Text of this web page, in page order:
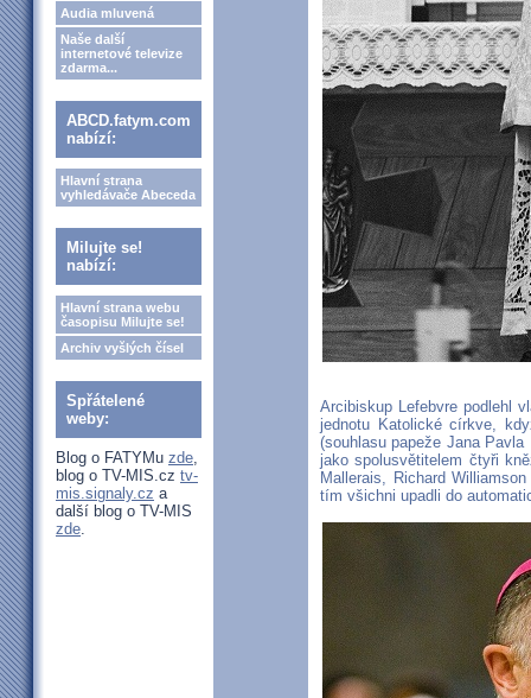
Audia mluvená
Naše další
internetové televize
zdarma...
ABCD.fatym.com
nabízí:
Hlavní strana
vyhledávače Abeceda
Milujte se!
nabízí:
Hlavní strana webu
časopisu Milujte se!
Archiv vyšlých čísel
Spřátelené
weby:
Blog o FATYMu zde,
blog o TV-MIS.cz tv-
mis.signaly.cz a
další blog o TV-MIS
zde.
Arcibiskup Lefebvre podlehl
jednotu Katolické církve,
(souhlasu papeže Jana
jako spolusvětitelem čtyři
Mallerais, Richard
tím všichni upadli do